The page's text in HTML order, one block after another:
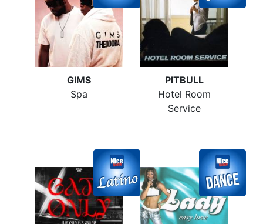
GIMS
Spa
PITBULL
Hotel Room
Service